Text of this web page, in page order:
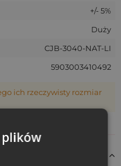
+/- 5%
Duży
CJB-3040-NAT-LI
5903003410492
ich rzeczywisty rozmiar
z przepisami:
plików